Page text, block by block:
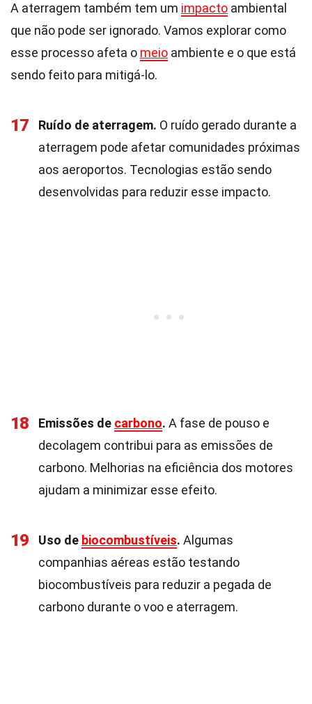
A aterragem também tem um impacto ambiental
que não pode ser ignorado. Vamos explorar como
esse processo afeta o meio ambiente e o que está
sendo feito para mitigá-lo.
17 Ruído de aterragem. O ruído gerado durante a
aterragem pode afetar comunidades próximas
aos aeroportos. Tecnologias estão sendo
desenvolvidas para reduzir esse impacto.
18 Emissões de carbono. A fase de pouso e
decolagem contribui para as emissões de
carbono. Melhorias na eficiência dos motores
ajudam a minimizar esse efeito.
19 Uso de biocombustíveis. Algumas
companhias aéreas estão testando
biocombustíveis para reduzir a pegada de
carbono durante o voo e aterragem.